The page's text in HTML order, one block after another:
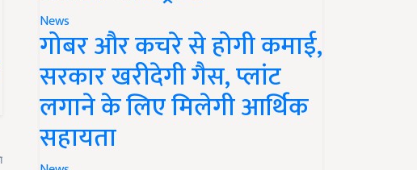
News
गोबर और कचरे से होगी कमाई,
सरकार खरीदेगी गैस, प्लांट
लगाने के लिए मिलेगी आर्थिक
सहायता